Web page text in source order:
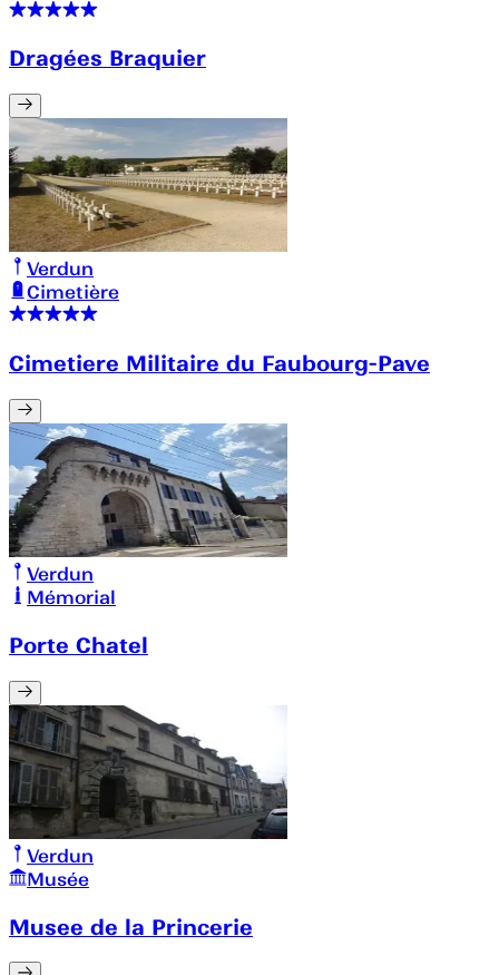
Dragées Braquier
Verdun
Cimetière
Cimetiere Militaire du Faubourg-Pave
Verdun
Mémorial
Porte Chatel
Verdun
Musée
Musee de la Princerie